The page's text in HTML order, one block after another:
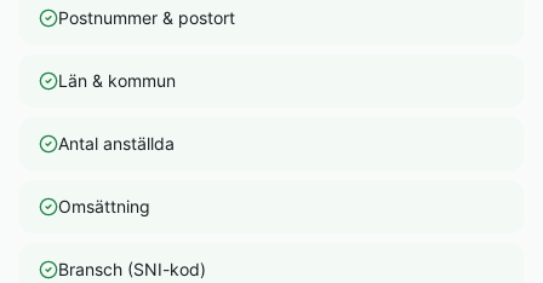
Postnummer & postort
Län & kommun
Antal anställda
Omsättning
Bransch (SNI-kod)